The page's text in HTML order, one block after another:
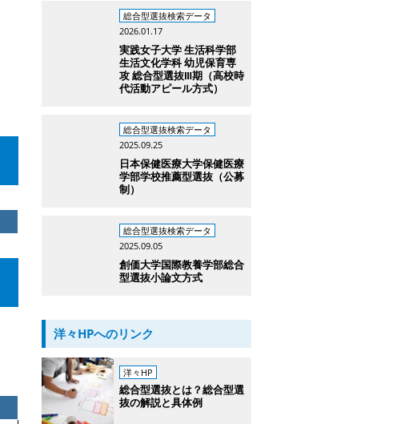
総合型選抜検索データ
2026.01.17
実践女子大学 生活科学部
生活文化学科 幼児保育専
攻 総合型選抜Ⅲ期（高校時
代活動アピール方式）
総合型選抜検索データ
2025.09.25
日本保健医療大学保健医療
学部学校推薦型選抜（公募
制）
総合型選抜検索データ
2025.09.05
創価大学国際教養学部総合
型選抜小論文方式
洋々HPへのリンク
洋々HP
総合型選抜とは？総合型選
抜の解説と具体例